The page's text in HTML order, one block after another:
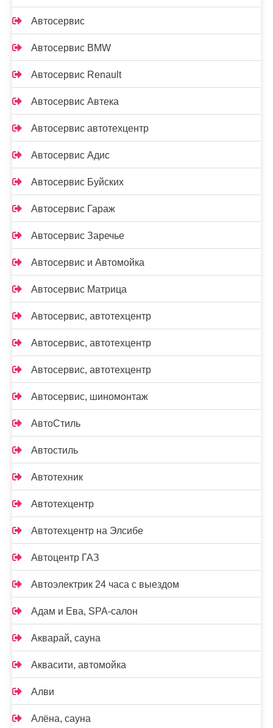
Автосервис
Автосервис BMW
Автосервис Renault
Автосервис Автека
Автосервис автотехцентр
Автосервис Адис
Автосервис Буйских
Автосервис Гараж
Автосервис Заречье
Автосервис и Автомойка
Автосервис Матрица
Автосервис, автотехцентр
Автосервис, автотехцентр
Автосервис, автотехцентр
Автосервис, шиномонтаж
АвтоСтиль
Автостиль
Автотехник
Автотехцентр
Автотехцентр на Элсибе
Автоцентр ГАЗ
Автоэлектрик 24 часа с выездом
Адам и Ева, SPA-салон
Акварай, сауна
Аквасити, автомойка
Алви
Алёна, сауна